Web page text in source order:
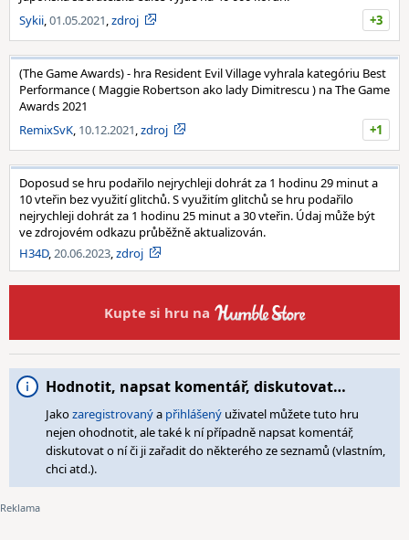
Sykii,01.05.2021,zdroj +3
(The Game Awards) - hra Resident Evil Village vyhrala kategóriu Best
Performance ( Maggie Robertson ako lady Dimitrescu ) na The Game
Awards 2021
RemixSvK, 10.12.2021,zdroj +1
Doposud se hru podařilo nejrychleji dohrát za 1 hodinu 29 minut a
10 vteřin bez využití glitchů. S využitím glitchů se hru podařilo
nejrychleji dohrát za 1 hodinu 25 minut a 30 vteřin. Údaj může být
ve zdrojovém odkazu průběžně aktualizován.
H34D,20.06.2023,zdroj
Kupte si hru na
Hodnotit, napsat komentář, diskutovat…
Jakozaregistrovanýa přihlášený uživatel můžete tuto hru
nejen ohodnotit, ale také k ní případně napsat komentář,
diskutovat o ní či ji zařadit do některého ze seznamů (vlastním,
chci atd.).